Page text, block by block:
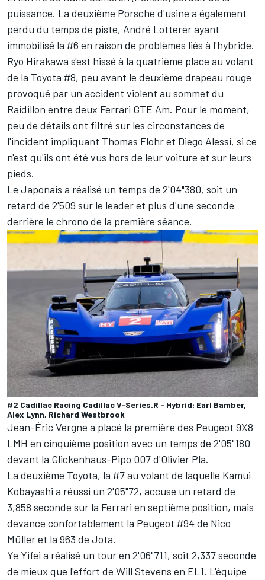
puissance. La deuxième Porsche d'usine a également
perdu du temps de piste, André Lottererayant
immobilisé la #6 en raison de problèmes liés à l'hybride.
Ryo Hirakawa s'est hissé à la quatrième place au volant
de la Toyota #8, peu avant le deuxième drapeau rouge
provoqué par un accident violent au sommet du
Raidillon entre deux Ferrari GTE Am. Pour le moment,
peu de détails ont filtré sur les circonstances de
l'incident impliquant Thomas Flohr et Diego Alessi, si ce
n'est qu'ils ont été vus hors de leur voiture et sur leurs
pieds.
Le Japonais a réalisé un temps de 2'04"380, soit un
retard de 2'509 sur le leader et plus d'une seconde
derrière le chrono de la première séance.
#2 Cadillac Racing Cadillac V-Series.R - Hybrid: Earl Bamber,
Alex Lynn, Richard Westbrook
Jean-Éric Vergne a placé la première des Peugeot 9X8
LMH en cinquième position avec un temps de 2'05"180
devant la Glickenhaus-Pipo 007 d'Olivier Pla.
La deuxième Toyota, la #7 au volant de laquelle Kamui
Kobayashi a réussi un 2'05"72, accuse un retard de
3,858 seconde sur la Ferrari en septième position, mais
devance confortablement la Peugeot #94 de Nico
Mülleret la 963 de Jota.
Ye Yifei a réalisé un tour en 2'06"711, soit 2,337 seconde
de mieux que l'effort de Will Stevens en EL1. L'équipe